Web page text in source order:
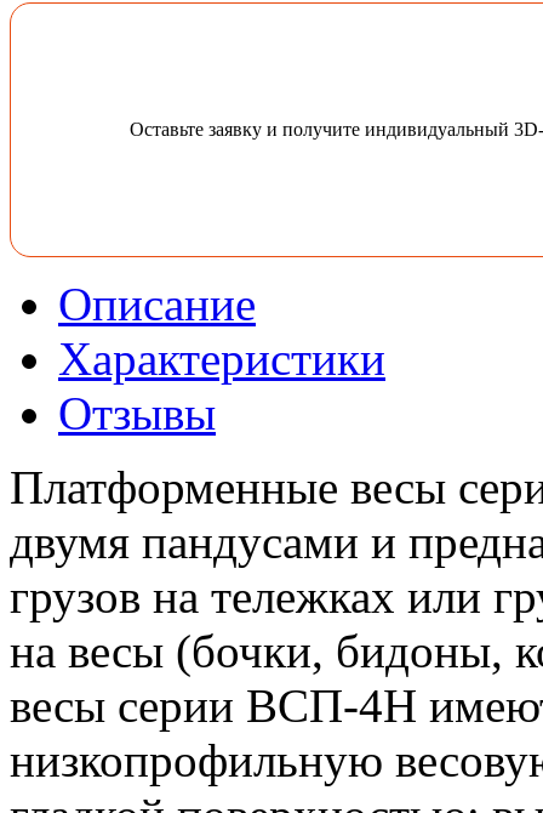
Оставьте заявку и получите индивидуальный
Описание
Характеристики
Отзывы
Платформенные весы
двумя пандусами и
грузов на тележках или
на весы (бочки, бидоны,
весы серии ВСП-4Н
низкопрофильную